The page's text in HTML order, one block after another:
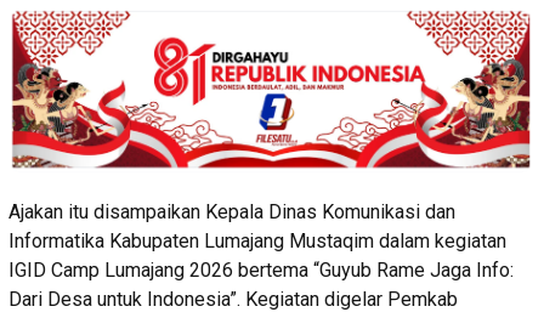
Ajakan itu disampaikan Kepala Dinas Komunikasi dan
Informatika Kabupaten Lumajang Mustaqim dalam kegiatan
IGID Camp Lumajang 2026 bertema “Guyub Rame Jaga Info:
Dari Desa untuk Indonesia”. Kegiatan digelar Pemkab